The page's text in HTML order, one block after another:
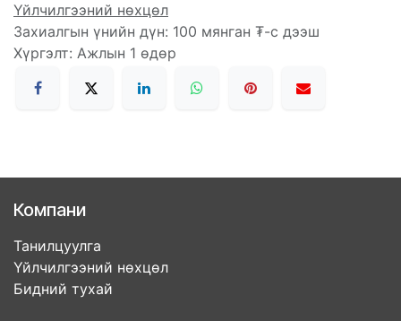
Үйлчилгээний нөхцөл
Захиалгын үнийн дүн: 100 мянган ₮-с дээш
Хүргэлт: Ажлын 1 өдөр
Компани
Танилцуулга
Үйлчилгээний нөхцөл
Бидний тухай